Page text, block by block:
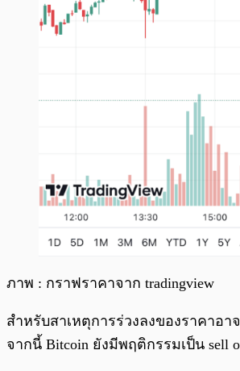
ภาพ : กราฟราคาจาก tradingview
สำหรับสาเหตุการร่วงลงของราคาอ
จากนี้ Bitcoin ยังมีพฤติกรรมเป็น sell